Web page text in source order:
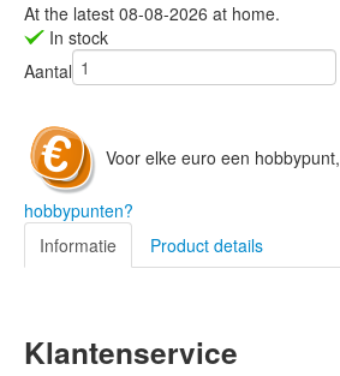
At the latest 08-08-2026 at home.
In stock
Aantal
Voor elke euro een hobbypunt,
hobbypunten?
Informatie
Product details
Klantenservice